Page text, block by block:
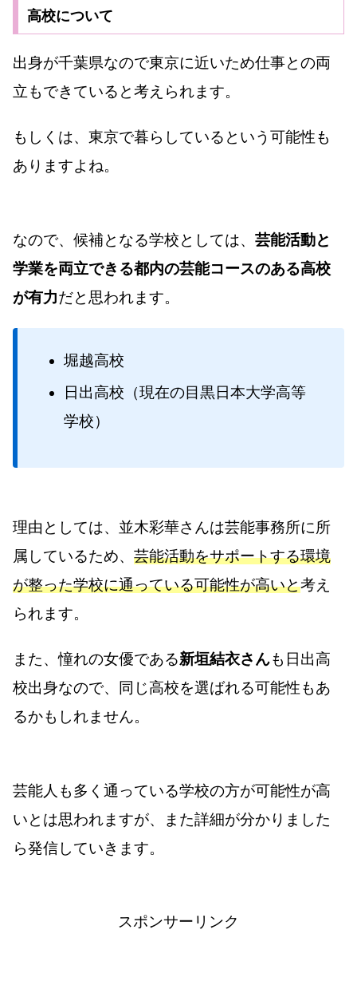
高校について
出身が千葉県なので東京に近いため仕事との両
立もできていると考えられます。
もしくは、東京で暮らしているという可能性も
ありますよね。
なので、候補となる学校としては、 芸能活動と
学業を両立できる都内の芸能コースのある高校
が有力だと思われます。
堀越高校
日出高校（現在の目黒日本大学高等
学校）
理由としては、並木彩華さんは芸能事務所に所
属しているため、 芸能活動をサポートする環境
が整った学校に通っている可能性が高いと考え
られます。
また、憧れの女優である新垣結衣さんも日出高
校出身なので、同じ高校を選ばれる可能性もあ
るかもしれません。
芸能人も多く通っている学校の方が可能性が高
いとは思われますが、また詳細が分かりました
ら発信していきます。
スポンサーリンク